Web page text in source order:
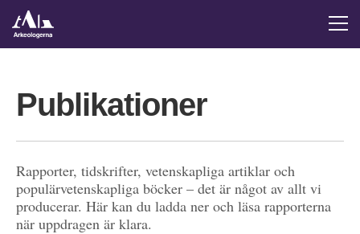
Publikationer
Rapporter, tidskrifter, vetenskapliga artiklar och
populärvetenskapliga böcker – det är något av allt vi
producerar. Här kan du ladda ner och läsa rapporterna
när uppdragen är klara.